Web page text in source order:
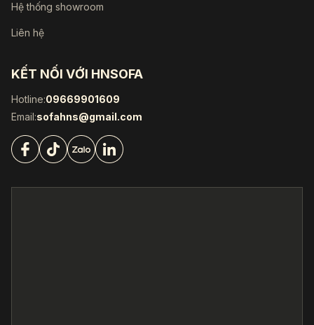
Hệ thống showroom
Liên hệ
KẾT NỐI VỚI HNSOFA
Hotline:09669901609
Email:sofahns@gmail.com